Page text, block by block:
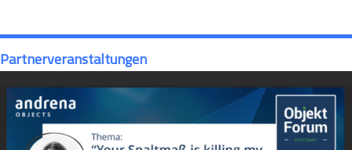
Partnerveranstaltungen